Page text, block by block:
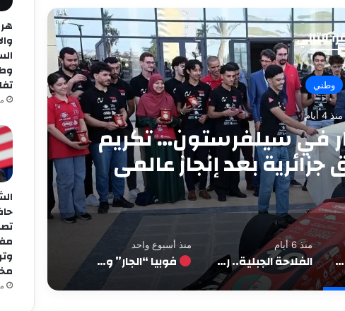
التالي
فلاحة
منذ 6 أيام
جديد لإنعاش الاقتصاد
سكيكدة
الجزائر ترفع راية الابتكار في سيلفرستون… تكريم صُنّاع أول سيارة سباق جزائرية بعد إنجاز عالمي
منذ 6 أيام
الفلاحة الجبلية.. رهان جديد لإنعاش الاقتصاد الريفي من سكيكدة
منذ أسبوع واحد
فوبيا “الجار” وصمت “الأغيار”: عن سيادة تُرفع في وجه الشقيق وتتوارى أمام الغريب